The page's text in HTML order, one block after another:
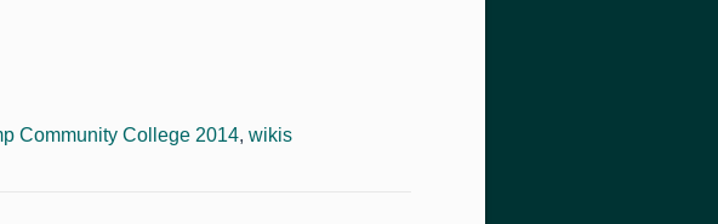
Community College 2014, wikis